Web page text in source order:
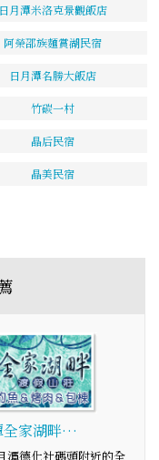
日月潭米洛克景觀飯店
阿榮邵族麵賞湖民宿
日月潭名勝大飯店
竹碳一村
晶后民宿
晶美民宿
全家湖畔…
潭德化社碼頭附近的全